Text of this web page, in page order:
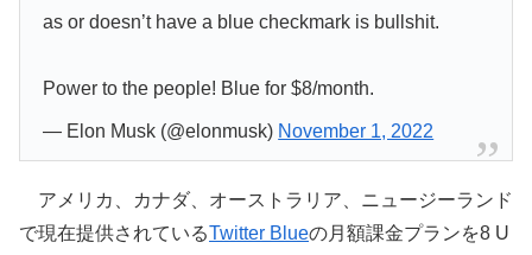
as or doesn’t have a blue checkmark is bullshit.
Power to the people! Blue for $8/month.
— Elon Musk (@elonmusk) November 1, 2022
アメリカ、カナダ、オーストラリア、ニュージーランド
で現在提供されているTwitter Blueの月額課金プランを8 U